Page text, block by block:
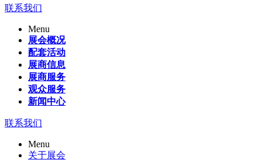
联系我们
Menu
展会概况
配套活动
展商信息
展商服务
观众服务
新闻中心
联系我们
Menu
关于展会